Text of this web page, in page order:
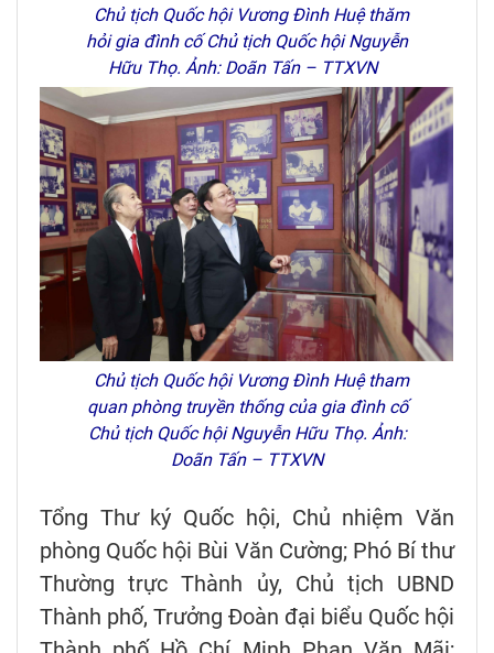
Chủ tịch Quốc hội Vương Đình Huệ thăm
hỏi gia đình cố Chủ tịch Quốc hội Nguyễn
Hữu Thọ. Ảnh: Doãn Tấn – TTXVN
Chủ tịch Quốc hội Vương Đình Huệ tham
quan phòng truyền thống của gia đình cố
Chủ tịch Quốc hội Nguyễn Hữu Thọ. Ảnh:
Doãn Tấn – TTXVN
Tổng Thư ký Quốc hội, Chủ nhiệm Văn
phòng Quốc hội Bùi Văn Cường; Phó Bí thư
Thường trực Thành ủy, Chủ tịch UBND
Thành phố, Trưởng Đoàn đại biểu Quốc hội